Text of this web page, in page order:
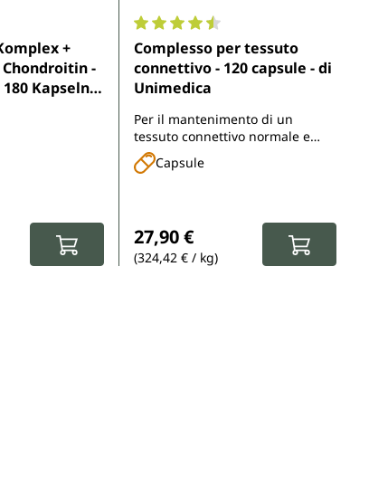
di 4.6 su 5 stelle
+
-
Kapseln -
Valutazione media di 4.4 su 5
Complesso per tessuto
connettivo - 120 capsule - di
Unimedica
Per il mantenimento di un
tessuto connettivo normale e
della normale funzione della
pelle*Capsule
27,90 €
(324,42 € / kg)